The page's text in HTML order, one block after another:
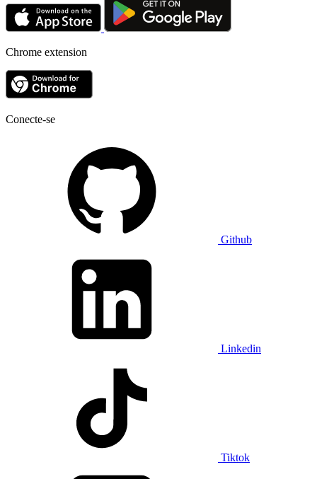
Chrome extension
Conecte-se
Github
Linkedin
Tiktok